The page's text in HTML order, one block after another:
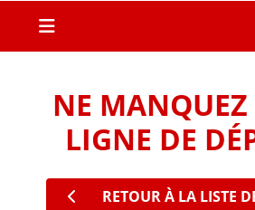
NE MANQUEZ
LIGNE DE
RETOUR À LA LISTE